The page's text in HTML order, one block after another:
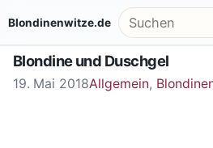
Blondinenwitze.de Suche nach:
Blondine und Duschgel
19. Mai 2018Allgemein,